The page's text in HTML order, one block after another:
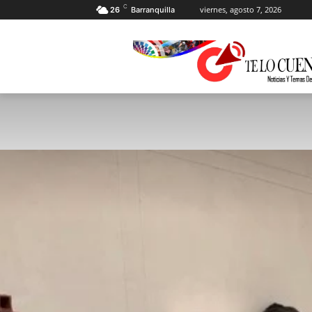
26 C Barranquilla viernes, agosto 7, 2026